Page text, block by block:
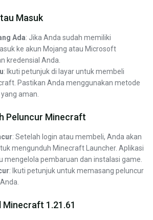
Masuk
Ada: Jika Anda sudah memiliki
ke akun Mojang atau Microsoft
kredensial Anda.
: Ikuti petunjuk di layar untuk membeli
Pastikan Anda menggunakan metode
aman.
Peluncur Minecraft
: Setelah login atau membeli, Anda akan
mengunduh Minecraft Launcher. Aplikasi
mengelola pembaruan dan instalasi game.
: Ikuti petunjuk untuk memasang peluncur
Minecraft 1.21.61